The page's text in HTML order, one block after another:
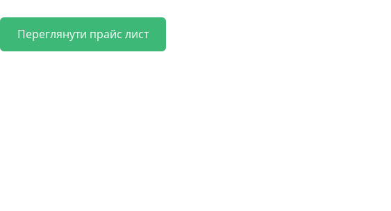
Переглянути прайс лист